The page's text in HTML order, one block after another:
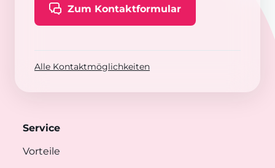
Zum Kontaktformular
Alle Kontaktmöglichkeiten
Service
Vorteile